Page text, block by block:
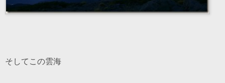
そしてこの雲海